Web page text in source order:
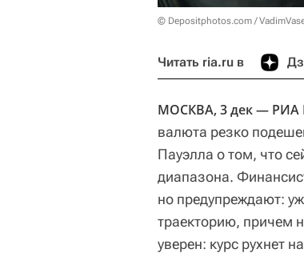
© Depositphotos.com /
Читать ria.ru в
МОСКВА, 3 дек — РИА
валюта резко
Пауэлла о том, что
диапазона.
но предупреждают:
траекторию, причем
уверен: курс рухнет